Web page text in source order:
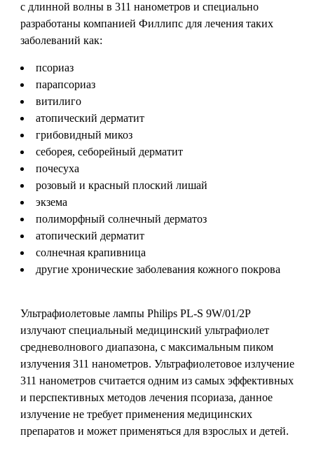
с длинной волны в 311 нанометров и специально
разработаны компанией Филлипс для лечения таких
заболеваний как:
псориаз
парапсориаз
витилиго
атопический дерматит
грибовидный микоз
себорея, себорейный дерматит
почесуха
розовый и красный плоский лишай
экзема
полиморфный солнечный дерматоз
атопический дерматит
солнечная крапивница
другие хронические заболевания кожного покрова
Ультрафиолетовые лампы Philips PL-S 9W/01/2P
излучают специальный медицинский ультрафиолет
средневолнового диапазона, с максимальным пиком
излучения 311 нанометров. Ультрафиолетовое излучение
311 нанометров считается одним из самых эффективных
и перспективных методов лечения псориаза, данное
излучение не требует применения медицинских
препаратов и может применяться для взрослых и детей.